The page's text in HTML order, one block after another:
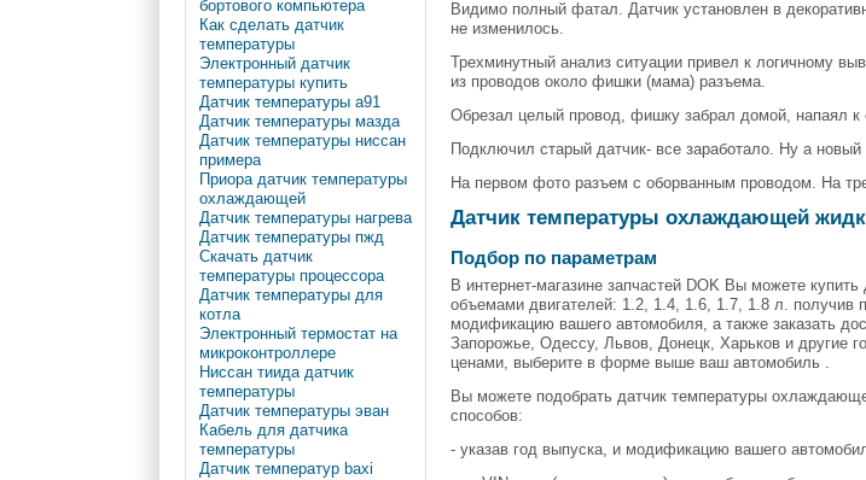
бортового компьютера
Как сделать датчик
температуры
Электронный датчик
температуры купить
Датчик температуры а91
Датчик температуры мазда
Датчик температуры ниссан
примера
Приора датчик температуры
охлаждающей
Датчик температуры нагрева
Датчик температуры пжд
Скачать датчик
температуры процессора
Датчик температуры для
котла
Электронный термостат на
микроконтроллере
Ниссан тиида датчик
температуры
Датчик температуры эван
Кабель для датчика
температуры
Датчик температур baxi
Видимо полный фатал. Датчик установлен в
не изменилось.
Трехминутный анализ ситуации привел к логичному
из проводов около фишки (мама) разъема.
Обрезал целый провод, фишку забрал домой, напаял к
Подключил старый датчик- все заработало. Ну а новый
На первом фото разъем с оборванным проводом. На
Датчик температуры охлаждающей
Подбор по параметрам
В интернет-магазине запчастей DOK Вы можете
объемами двигателей: 1.2, 1.4, 1.6, 1.7, 1.8 л. получив
модификацию вашего автомобиля, а также заказать
Запорожье, Одессу, Львов, Донецк, Харьков и другие
ценами, выберите в форме выше ваш автомобиль .
Вы можете подобрать датчик температуры
способов:
- указав год выпуска, и модификацию вашего